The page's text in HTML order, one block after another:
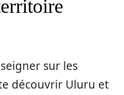
sur les
découvrir Uluru et